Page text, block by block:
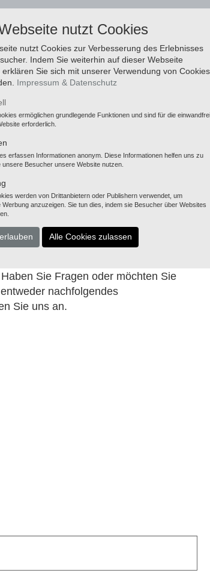
nutzt Cookies
nutzt Cookies zur Verbesserung des Erlebnisses
Indem Sie weiterhin auf dieser Webseite
erklären Sie sich mit unserer Verwendung von Cookies
Impressum & Datenschutz
ermöglichen grundlegende Funktionen und sind für die
erforderlich.
erfassen Informationen anonym. Diese Informationen helfen uns zu
unsere Besucher unsere Website nutzen.
werden von Drittanbietern oder Publishern verwendet, um
Werbung anzuzeigen. Sie tun dies, indem sie Besucher über Websites
Dienstleistungen
Sie Fragen oder möchten Sie
nachfolgendes
Sie uns an.